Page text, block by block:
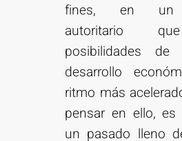
fines, en un
autoritario
posibilidades
desarrollo
ritmo más
pensar en ello, es
un pasado lleno